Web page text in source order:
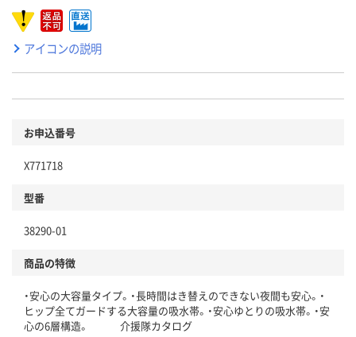
アイコンの説明
お申込番号
X771718
型番
38290-01
商品の特徴
・安心の大容量タイプ。・長時間はき替えのできない夜間も安心。・
ヒップ全てガードする大容量の吸水帯。・安心ゆとりの吸水帯。・安
心の6層構造。 介援隊カタログ